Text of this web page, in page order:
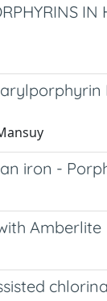
IN
iron -
Amberlite